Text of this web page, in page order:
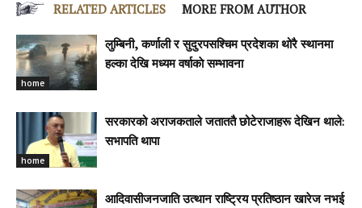
RELATED ARTICLES MORE FROM AUTHOR
home
लुम्बिनी, कर्णाली र सुदुरपसश्चिम प्रदेशका थोरै स्थानमा
हल्का देखि मध्यम वर्षाकाे सम्भावना
home
सरकारको अराजकताले जताततै छोटेराजाहरू देखिन थाले:
सभापति थापा
आदिवासीजनजाति उत्थान राष्ट्रिय प्रतिष्ठान खारेज नभई